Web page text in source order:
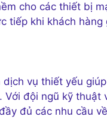
cho các thiết bị
tiếp khi khách hàng
vụ thiết yếu
đội ngũ kỹ
đủ các nhu cầu